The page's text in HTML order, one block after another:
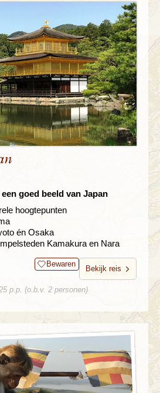
goed beeld van Japan
hoogtepunten
én Osaka
Kamakura en Nara
Bewaren
Bekijk reis
p.p. (o.b.v. 2 personen)